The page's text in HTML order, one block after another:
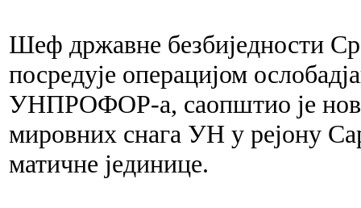
Шеф државне
посредује операцијом
УНПРОФОР-а, саопштио је
мировних снага УН у рејону
матичне јединице.